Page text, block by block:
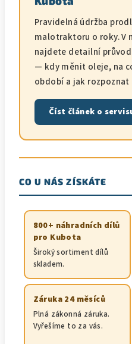
Pravidelná údržba
malotraktoru o roky. V
najdete detailní
— kdy měnit oleje, na
období a jak
Číst článek o
CO U NÁS ZÍSKÁTE
800+ náhradních dílů
pro Kubota
Široký sortiment dílů
skladem.
Záruka 24 měsíců
Plná zákonná záruka.
Vyřešíme to za vás.